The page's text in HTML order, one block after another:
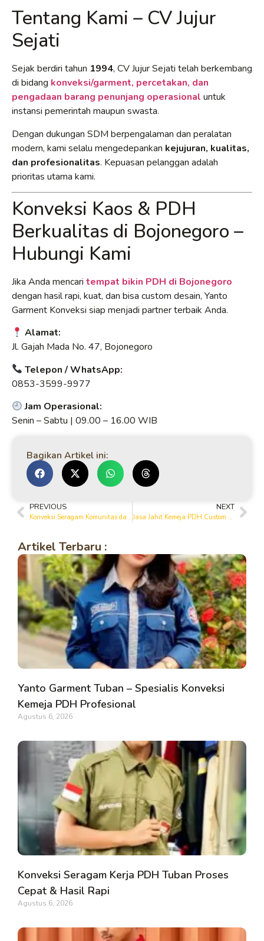
Tentang Kami – CV Jujur
Sejati
Sejak berdiri tahun 1994, CV Jujur Sejati telah berkembang
di bidang konveksi/garment, percetakan, dan
pengadaan barang penunjang operasional untuk
instansi pemerintah maupun swasta.
Dengan dukungan SDM berpengalaman dan peralatan
modern, kami selalu mengedepankan kejujuran, kualitas,
dan profesionalitas. Kepuasan pelanggan adalah
prioritas utama kami.
Konveksi Kaos & PDH
Berkualitas di Bojonegoro –
Hubungi Kami
Jika Anda mencari tempat bikin PDH di Bojonegoro
dengan hasil rapi, kuat, dan bisa custom desain, Yanto
Garment Konveksi siap menjadi partner terbaik Anda.
Alamat:
Jl. Gajah Mada No. 47, Bojonegoro
Telepon / WhatsApp:
0853-3599-9977
Jam Operasional:
Senin – Sabtu | 09.00 – 16.00 WIB
Bagikan Artikel ini:
PREVIOUS
Konveksi Seragam Komunitas dan Organisasi di Bojonegoro
NEXT
Jasa Jahit Kemeja PDH Custom di Bojonegoro untuk Berbagai Kebutuhan
Artikel Terbaru :
Yanto Garment Tuban – Spesialis Konveksi
Kemeja PDH Profesional
Agustus 6, 2026
Konveksi Seragam Kerja PDH Tuban Proses
Cepat & Hasil Rapi
Agustus 6, 2026